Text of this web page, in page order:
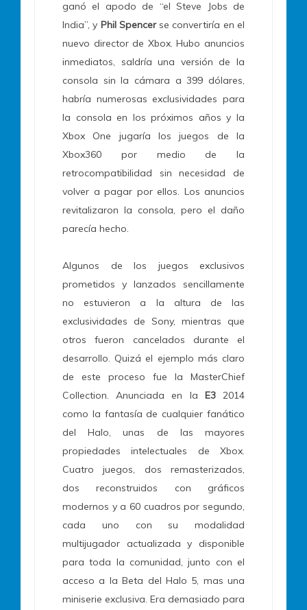
ganó el apodo de “el Steve Jobs de
India”, y Phil Spencerse convertiría en el
nuevo director de Xbox. Hubo anuncios
inmediatos, saldría una versión de la
consola sin la cámara a 399 dólares,
habría numerosas exclusividades para
la consola en los próximos años y la
Xbox One jugaría los juegos de la
Xbox360 por medio de la
retrocompatibilidad sin necesidad de
volver a pagar por ellos. Los anuncios
revitalizaron la consola, pero el daño
parecía hecho.
Algunos de los juegos exclusivos
prometidos y lanzados sencillamente
no estuvieron a la altura de las
exclusividades de Sony, mientras que
otros fueron cancelados durante el
desarrollo. Quizá el ejemplo más claro
de este proceso fue la MasterChief
Collection. Anunciada en la E32014
como la fantasía de cualquier fanático
del Halo, unas de las mayores
propiedades intelectuales de Xbox.
Cuatro juegos, dos remasterizados,
dos reconstruidos con gráficos
modernos y a 60 cuadros por segundo,
cada uno con su modalidad
multijugador actualizada y disponible
para toda la comunidad, junto con el
acceso a la Beta del Halo 5, mas una
miniserie exclusiva. Era demasiado para